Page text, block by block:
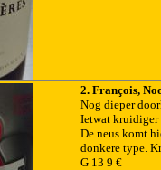
2. François,
Nog dieper
Ietwat kruidiger
De neus komt
donkere type.
G 13 9 €